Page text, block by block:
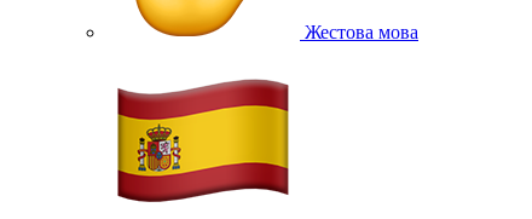
Жестова мова